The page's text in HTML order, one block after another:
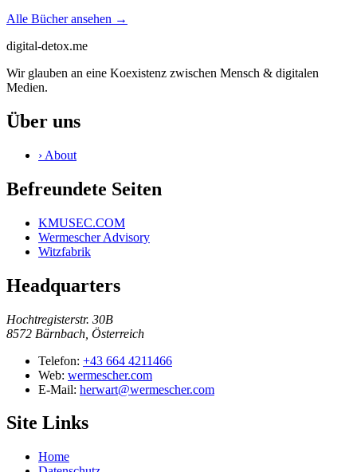
Alle Bücher ansehen →
digital-detox.me
Wir glauben an eine Koexistenz zwischen Mensch & digitalen
Medien.
Über uns
› About
Befreundete Seiten
KMUSEC.COM
Wermescher Advisory
Witzfabrik
Headquarters
Hochtregisterstr. 30B
8572 Bärnbach, Österreich
Telefon: +43 664 4211466
Web: wermescher.com
E-Mail: herwart@wermescher.com
Site Links
Home